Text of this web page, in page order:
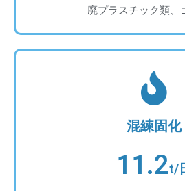
廃プラスチック類、
混練固化
11.2t/